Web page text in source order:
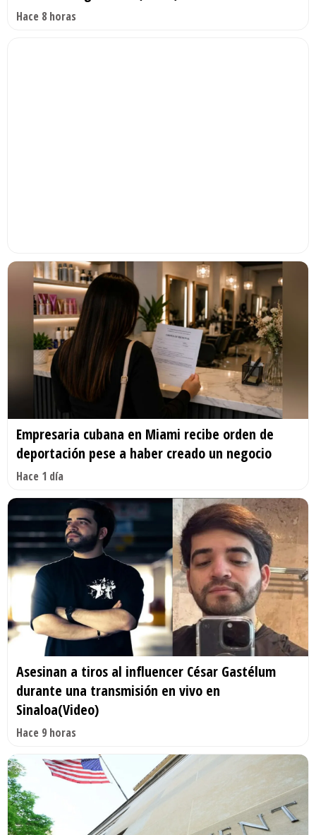
Hace 8 horas
Empresaria cubana en Miami recibe orden de
deportación pese a haber creado un negocio
Hace 1 día
Asesinan a tiros al influencer César Gastélum
durante una transmisión en vivo en
Sinaloa(Video)
Hace 9 horas